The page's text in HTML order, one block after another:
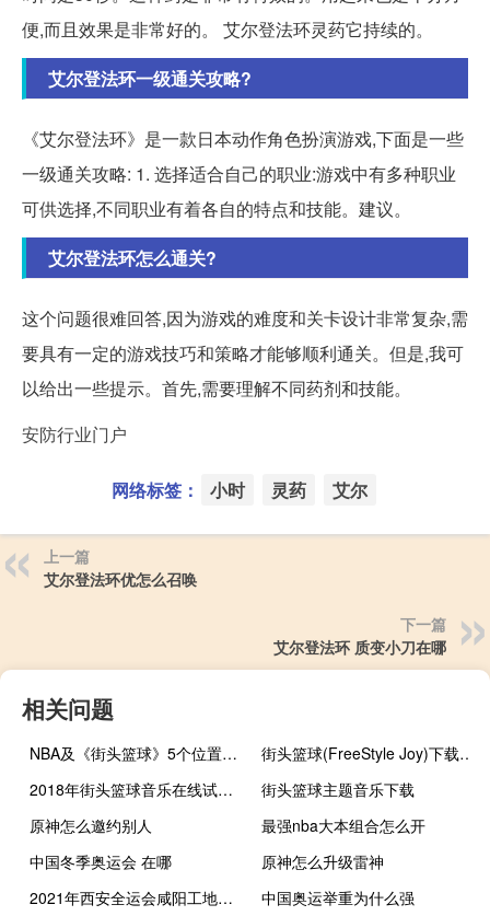
便,而且效果是非常好的。 艾尔登法环灵药它持续的。
艾尔登法环一级通关攻略?
《艾尔登法环》是一款日本动作角色扮演游戏,下面是一些
一级通关攻略: 1. 选择适合自己的职业:游戏中有多种职业
可供选择,不同职业有着各自的特点和技能。建议。
艾尔登法环怎么通关?
这个问题很难回答,因为游戏的难度和关卡设计非常复杂,需
要具有一定的游戏技巧和策略才能够顺利通关。但是,我可
以给出一些提示。首先,需要理解不同药剂和技能。
安防行业门户
网络标签： 小时 灵药 艾尔
上一篇
艾尔登法环优怎么召唤
下一篇
艾尔登法环 质变小刀在哪
相关问题
NBA及《街头篮球》5个位置的详细介绍
街头篮球(FreeStyle Joy)下载(电脑、安卓和IOS所有版本)
2018年街头篮球音乐在线试听及下载
街头篮球主题音乐下载
原神怎么邀约别人
最强nba大本组合怎么开
中国冬季奥运会 在哪
原神怎么升级雷神
2021年西安全运会咸阳工地停工吗
中国奥运举重为什么强